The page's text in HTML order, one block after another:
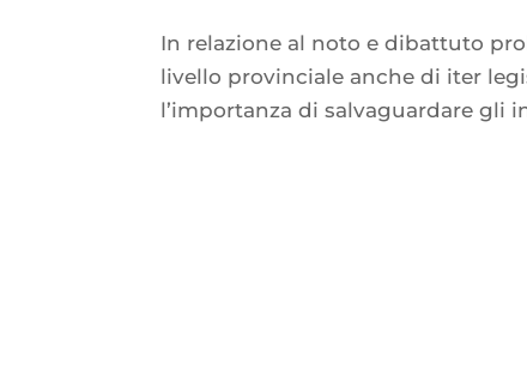
In relazione al noto e dibattuto
livello provinciale anche di iter
l’importanza di salvaguardare gli